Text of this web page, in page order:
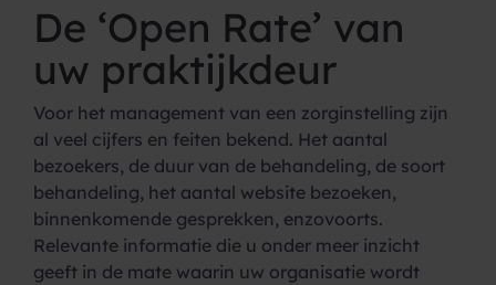
De ‘Open Rate’ van
uw praktijkdeur
Voor het management van een zorginstelling zijn
al veel cijfers en feiten bekend. Het aantal
bezoekers, de duur van de behandeling, de soort
behandeling, het aantal website bezoeken,
binnenkomende gesprekken, enzovoorts.
Relevante informatie die u onder meer inzicht
geeft in de mate waarin uw organisatie wordt